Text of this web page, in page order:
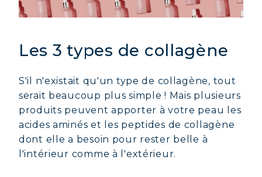
Les 3 types de collagène
S'il n'existait qu'un type de collagène, tout
serait beaucoup plus simple ! Mais plusieurs
produits peuvent apporter à votre peau les
acides aminés et les peptides de collagène
dont elle a besoin pour rester belle à
l'intérieur comme à l'extérieur.